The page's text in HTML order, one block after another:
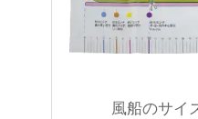
風船のサイ